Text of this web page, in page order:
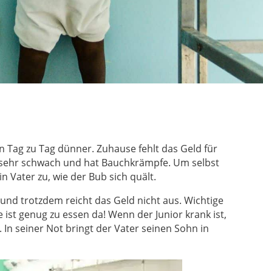
zu Tag dünner. Zuhause fehlt das Geld für
schwach und hat Bauchkrämpfe. Um selbst
Vater zu, wie der Bub sich quält.
trotzdem reicht das Geld nicht aus. Wichtige
genug zu essen da! Wenn der Junior krank ist,
seiner Not bringt der Vater seinen Sohn in